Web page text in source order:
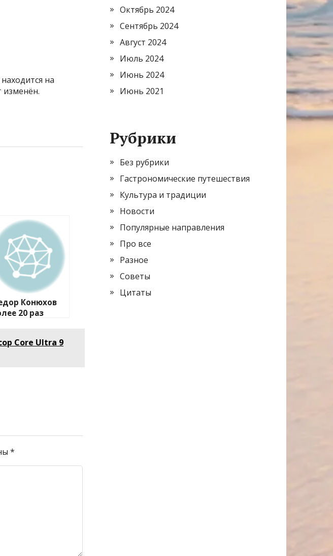
на
изменён.
Конюхов
20 раз
Core Ultra 9
*
Октябрь 2024
Сентябрь 2024
Август 2024
Июль 2024
Июнь 2024
Июнь 2021
Рубрики
Без рубрики
Гастрономические путешествия
Культура и традиции
Новости
Популярные направления
Про все
Разное
Советы
Цитаты